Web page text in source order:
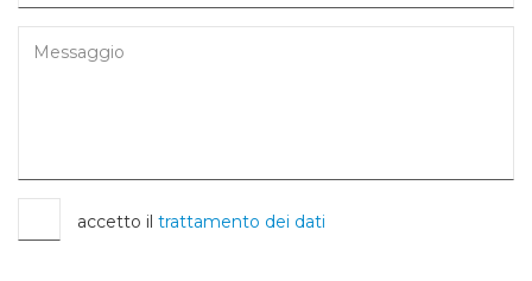
accetto il trattamento dei dati